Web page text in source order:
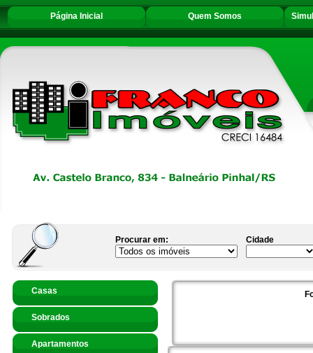
Quem Somos
Página Inicial
Procurar em: Cidade
Casas
Sobrados
Apartamentos